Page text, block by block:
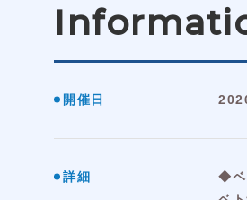
開催日
詳細
◆ベ